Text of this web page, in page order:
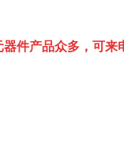
件产品众多，可来